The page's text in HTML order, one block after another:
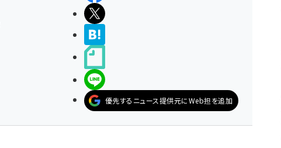
ポストする
LINEで送る
優先するニュース提供元にWeb担を追加